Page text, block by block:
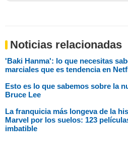
Noticias relacionadas
'Baki Hanma': lo que necesitas
marciales que es tendencia en
Esto es lo que sabemos sobre la
Bruce Lee
La franquicia más longeva de la
Marvel por los suelos: 123
imbatible